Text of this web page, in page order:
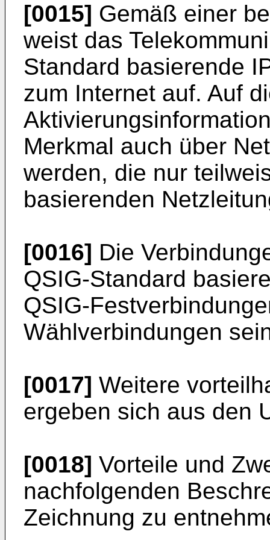
[0015] Gemäß einer
weist das
Standard basierende
zum Internet auf. Auf
Merkmal auch über
werden, die nur
basierenden
[0016] Die
QSIG-Standard
QSIG-
Wählverbindungen
[0017] Weitere
ergeben sich aus den
[0018] Vorteile und
nachfolgenden
Zeichnung zu